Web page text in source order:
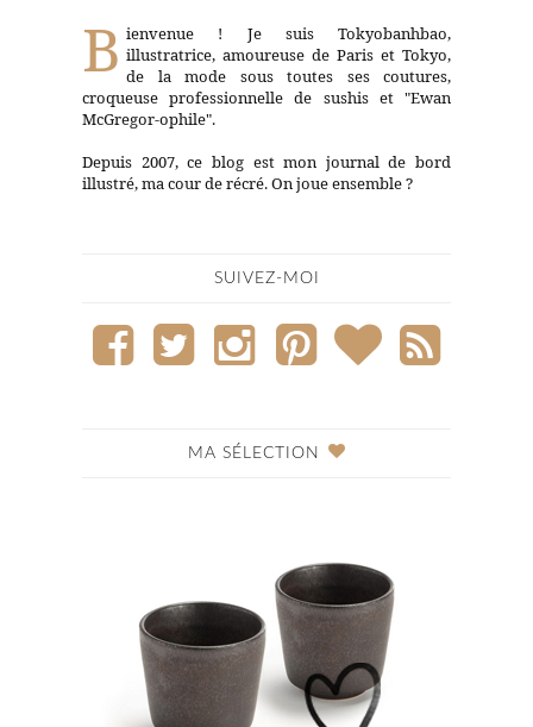
B ienvenue ! Je suis Tokyobanhbao,
illustratrice, amoureuse de Paris et Tokyo,
de la mode sous toutes ses coutures,
croqueuse professionnelle de sushis et "Ewan
McGregor-ophile".
Depuis 2007, ce blog est mon journal de bord
illustré, ma cour de récré. On joue ensemble ?
SUIVEZ-MOI
MA SÉLECTION